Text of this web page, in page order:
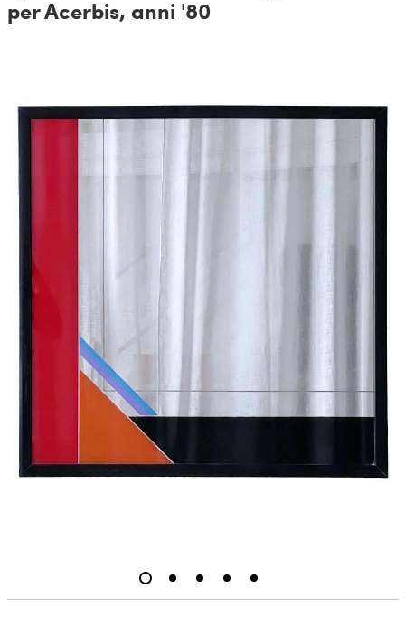
per Acerbis, anni '80